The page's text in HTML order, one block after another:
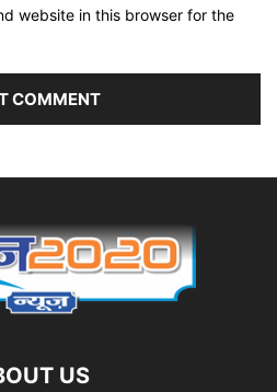
website in this browser for the
US